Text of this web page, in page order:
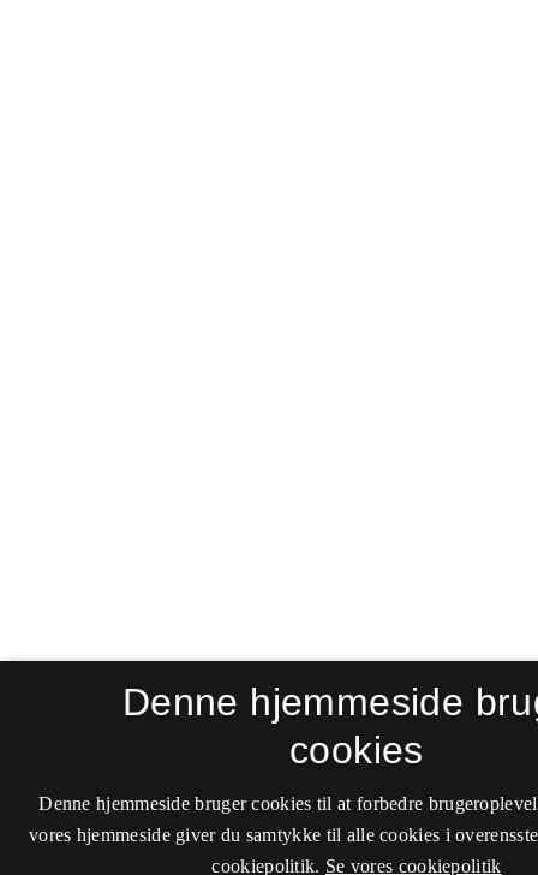
Denne hjemmeside
cookies
Denne hjemmeside bruger cookies til at forbedre
vores hjemmeside giver du samtykke til alle cookies i
cookiepolitik. Se vores cookiepolitik